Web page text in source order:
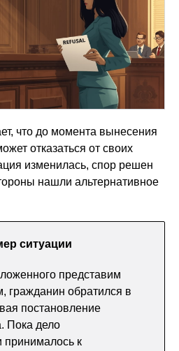
что до момента вынесения
отказаться от своих
изменилась, спор решен
нашли альтернативное
ситуации
представим
гражданин обратился в
постановление
Пока дело
принималось к